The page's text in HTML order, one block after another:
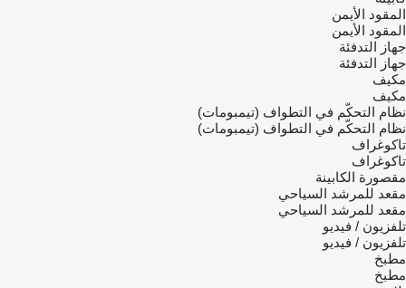
المقود الأيمن
المقود الأيمن
جهاز التدفئة
جهاز التدفئة
مكيف
مكيف
نظام التحكّم في التطواف (تيمبومات)
نظام التحكّم في التطواف (تيمبومات)
تاكوغراف
تاكوغراف
مقصورة الكابينة
مقعد للمرشد السياحي
مقعد للمرشد السياحي
تلفزيون / فيديو
تلفزيون / فيديو
مطبخ
مطبخ